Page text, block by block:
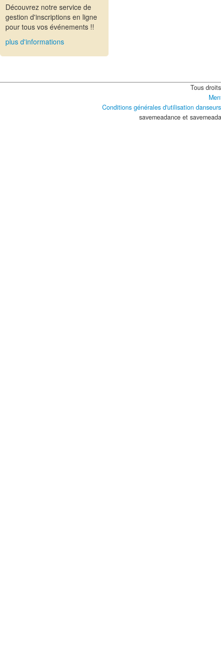
Découvrez notre service de
gestion d'inscriptions en ligne
pour tous vos événements !!
plus d'informations
Tous
Conditions générales d'utilisation danseurs
savemeadance et